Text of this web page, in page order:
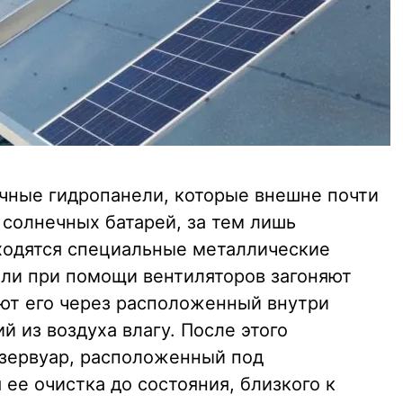
гидропанели, которые внешне почти
батарей, за тем лишь
специальные металлические
при помощи вентиляторов загоняют
его через расположенный внутри
воздуха влагу. После этого
расположенный под
очистка до состояния, близкого к